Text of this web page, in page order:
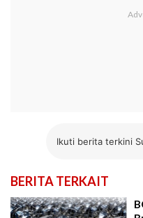
Ikuti berita terkini
BERITA TERKAIT